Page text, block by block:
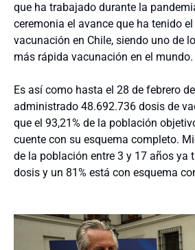
que ha trabajado durante la
ceremonia el avance que ha tenido
vacunación en Chile, siendo uno de
más rápida vacunación en el mundo.
Es así como hasta el 28 de febrero
administrado 48.692.736 dosis de
que el 93,21% de la población
cuente con su esquema completo.
de la población entre 3 y 17 años ya
dosis y un 81% está con esquema